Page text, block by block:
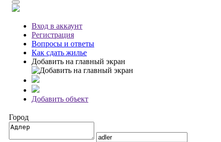
Вход в аккаунт
Регистрация
Вопросы и ответы
Как сдать жилье
Добавить на главный экран
Добавить объект
Город